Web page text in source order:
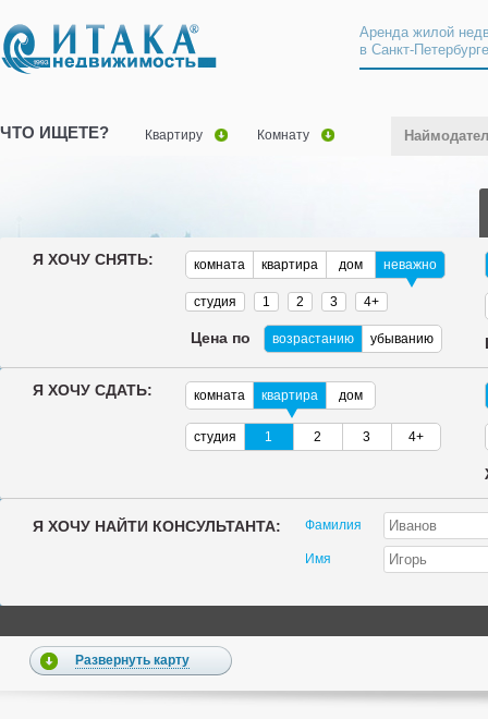
Аренда жилой
в Санкт-
ЧТО ИЩЕТЕ? Квартиру Комнату
Я ХОЧУ СНЯТЬ: комната квартира дом неважно
студия 1 2 3 4+
Цена по возрастанию убыванию
Я ХОЧУ СДАТЬ: комната квартира дом
студия 1 2 3 4+
Я ХОЧУ НАЙТИ КОНСУЛЬТАНТА: Фамилия
Имя
Развернуть карту